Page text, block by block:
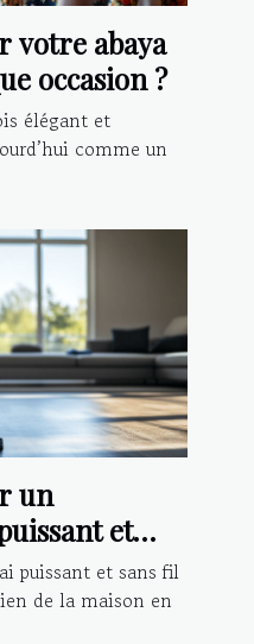
votre abaya
occasion ?
élégant et
comme un
un
et
puissant et sans fil
de la maison en